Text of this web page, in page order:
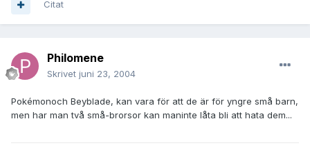
Citat
Philomene
Skrivet juni 23, 2004
Pokémonoch Beyblade, kan vara för att de är för yngre små barn,
men har man två små-brorsor kan maninte låta bli att hata dem...